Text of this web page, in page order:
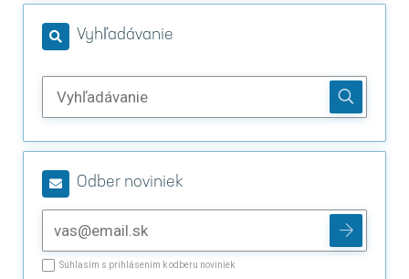
Vyhľadávanie
Odber noviniek
Súhlasím s prihlásením k odberu noviniek